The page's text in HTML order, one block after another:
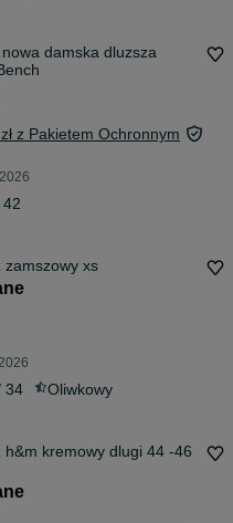
damska dluzsza
z Pakietem Ochronnym
42
zamszowy xs
34 Oliwkowy
kremowy dlugi 44 -46